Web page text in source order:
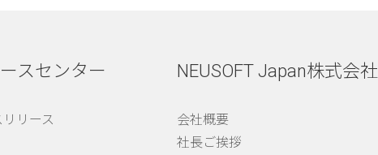
スセンター
リース
NEUSOFT Japan株式会社
会社概要
社長ご挨拶